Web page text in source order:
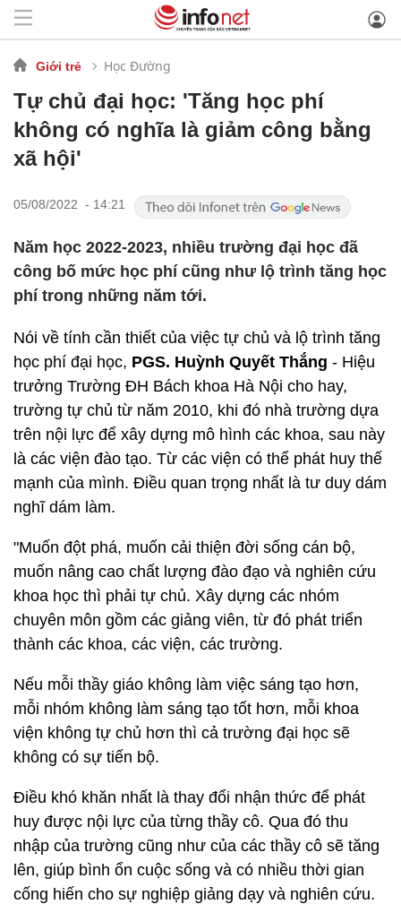
Giới trẻ Học Đường
Tự chủ đại học: 'Tăng học phí
không có nghĩa là giảm công bằng
xã hội'
05/08/2022 - 14:21
Năm học 2022-2023, nhiều trường đại học đã
công bố mức học phí cũng như lộ trình tăng học
phí trong những năm tới.
Nói về tính cần thiết của việc tự chủ và lộ trình tăng
học phí đại học, PGS. Huỳnh Quyết Thắng - Hiệu
trưởng Trường ĐH Bách khoa Hà Nội cho hay,
trường tự chủ từ năm 2010, khi đó nhà trường dựa
trên nội lực để xây dựng mô hình các khoa, sau này
là các viện đào tạo. Từ các viện có thể phát huy thế
mạnh của mình. Điều quan trọng nhất là tư duy dám
nghĩ dám làm.
"Muốn đột phá, muốn cải thiện đời sống cán bộ,
muốn nâng cao chất lượng đào đạo và nghiên cứu
khoa học thì phải tự chủ. Xây dựng các nhóm
chuyên môn gồm các giảng viên, từ đó phát triển
thành các khoa, các viện, các trường.
Nếu mỗi thầy giáo không làm việc sáng tạo hơn,
mỗi nhóm không làm sáng tạo tốt hơn, mỗi khoa
viện không tự chủ hơn thì cả trường đại học sẽ
không có sự tiến bộ.
Điều khó khăn nhất là thay đổi nhận thức để phát
huy được nội lực của từng thầy cô. Qua đó thu
nhập của trường cũng như của các thầy cô sẽ tăng
lên, giúp bình ổn cuộc sống và có nhiều thời gian
cống hiến cho sự nghiệp giảng dạy và nghiên cứu.